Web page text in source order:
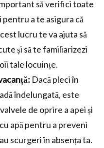
să verifici toate
a te asigura că
lucru te va ajuta să
și să te familiarizezi
tale locuințe.
Dacă pleci în
îndelungată, este
de oprire a apei și
apă pentru a preveni
scurgeri în absența ta.